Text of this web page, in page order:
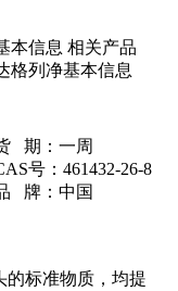
期： 一周
号： 461432-26-8
牌： 中国
本信息 相关产品
格列净基本信息
的标准物质，均提